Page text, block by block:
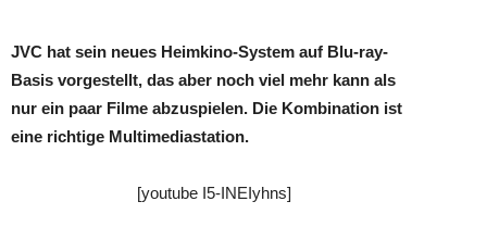
JVC hat sein neues Heimkino-System auf Blu-ray-
Basis vorgestellt, das aber noch viel mehr kann als
nur ein paar Filme abzuspielen. Die Kombination ist
eine richtige Multimediastation.
[youtube I5-INEIyhns]